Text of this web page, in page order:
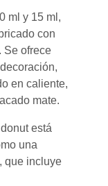
ml y 15 ml,
con
Se ofrece
en caliente,
mate.
está
una
que incluye